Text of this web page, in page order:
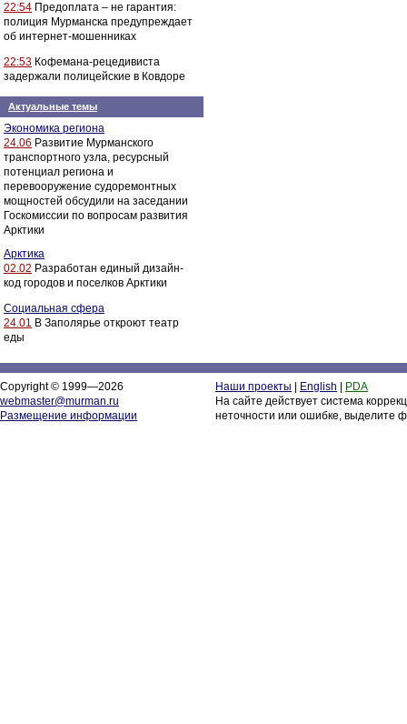
22:54 Предоплата – не гарантия:
полиция Мурманска предупреждает
об интернет-мошенниках
22:53 Кофемана-рецедивиста
задержали полицейские в Ковдоре
Актуальные темы
Экономика региона
24.06 Развитие Мурманского
транспортного узла, ресурсный
потенциал региона и
перевооружение судоремонтных
мощностей обсудили на заседании
Госкомиссии по вопросам развития
Арктики
Арктика
02.02 Разработан единый дизайн-
код городов и поселков Арктики
Социальная сфера
24.01 В Заполярье откроют театр
еды
Copyright © 1999—2026
webmaster@murman.ru
Размещение информации
Наши проекты English
PDA
На сайте действует система
неточности или ошибке, выделите